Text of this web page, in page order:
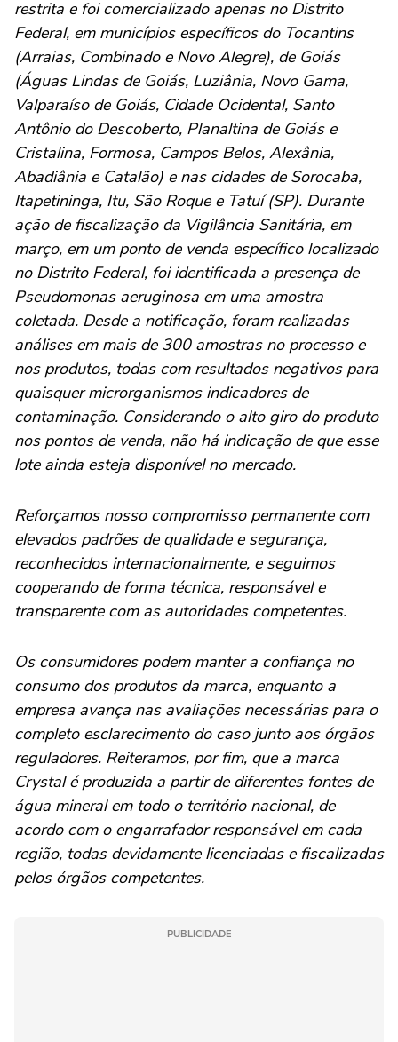
restrita e foi comercializado apenas no Distrito
Federal, em municípios específicos do Tocantins
(Arraias, Combinado e Novo Alegre), de Goiás
(Águas Lindas de Goiás, Luziânia, Novo Gama,
Valparaíso de Goiás, Cidade Ocidental, Santo
Antônio do Descoberto, Planaltina de Goiás e
Cristalina, Formosa, Campos Belos, Alexânia,
Abadiânia e Catalão) e nas cidades de Sorocaba,
Itapetininga, Itu, São Roque e Tatuí (SP). Durante
ação de fiscalização da Vigilância Sanitária, em
março, em um ponto de venda específico localizado
no Distrito Federal, foi identificada a presença de
Pseudomonas aeruginosa em uma amostra
coletada. Desde a notificação, foram realizadas
análises em mais de 300 amostras no processo e
nos produtos, todas com resultados negativos para
quaisquer microrganismos indicadores de
contaminação. Considerando o alto giro do produto
nos pontos de venda, não há indicação de que esse
lote ainda esteja disponível no mercado.
Reforçamos nosso compromisso permanente com
elevados padrões de qualidade e segurança,
reconhecidos internacionalmente, e seguimos
cooperando de forma técnica, responsável e
transparente com as autoridades competentes.
Os consumidores podem manter a confiança no
consumo dos produtos da marca, enquanto a
empresa avança nas avaliações necessárias para o
completo esclarecimento do caso junto aos órgãos
reguladores. Reiteramos, por fim, que a marca
Crystal é produzida a partir de diferentes fontes de
água mineral em todo o território nacional, de
acordo com o engarrafador responsável em cada
região, todas devidamente licenciadas e fiscalizadas
pelos órgãos competentes.
PUBLICIDADE